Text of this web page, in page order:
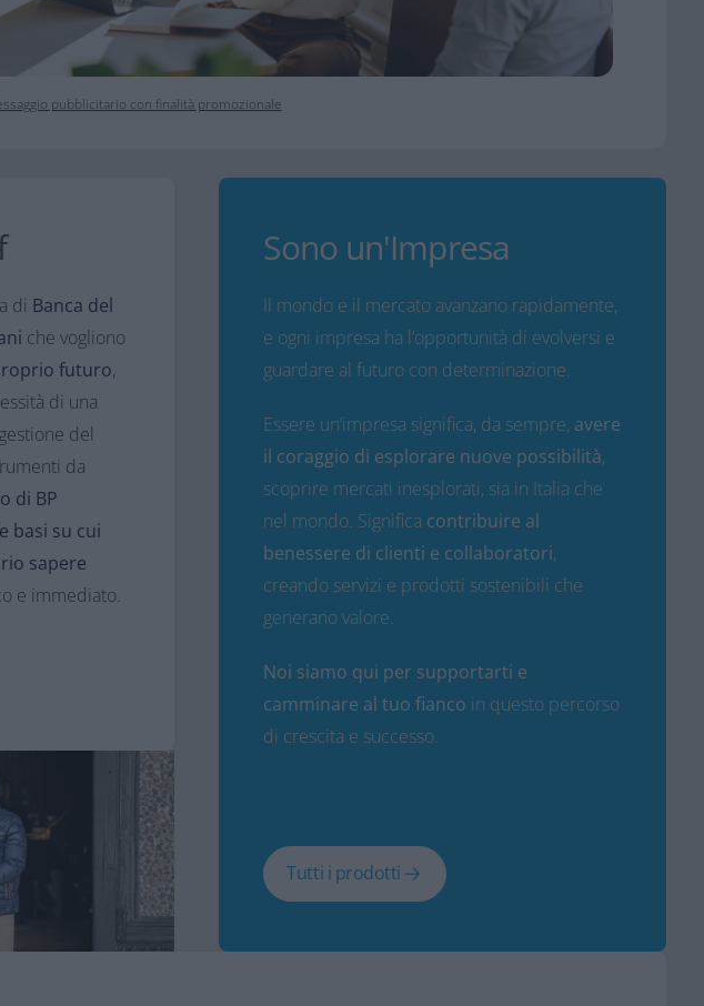
pubblicitario con finalità promozionale
di Banca del
che vogliono
futuro,
di una
del
da
di BP
basi su cui
sapere
e immediato.
Sono un'Impresa
Il mondo e il mercato avanzano rapidamente,
e ogni impresa ha l’opportunità di evolversi e
guardare al futuro con determinazione.
Essere un’impresa significa, da sempre, avere
il coraggio di esplorare nuove possibilità,
scoprire mercati inesplorati, sia in Italia che
nel mondo. Significa contribuire al
benessere di clienti e collaboratori,
creando servizi e prodotti sostenibili che
generano valore.
Noi siamo qui per supportarti e
camminare al tuo fianco in questo percorso
di crescita e successo.
Tutti i prodotti